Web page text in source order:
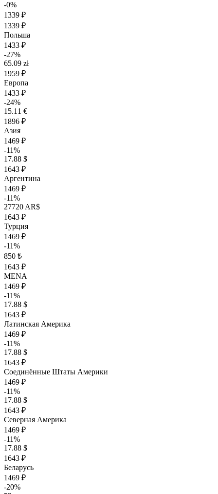
-0%
1339 ₽
1339 ₽
Польша
1433 ₽
-27%
65.09 zł
1959 ₽
Европа
1433 ₽
-24%
15.11 €
1896 ₽
Азия
1469 ₽
-11%
17.88 $
1643 ₽
Аргентина
1469 ₽
-11%
27720 AR$
1643 ₽
Турция
1469 ₽
-11%
850 ₺
1643 ₽
MENA
1469 ₽
-11%
17.88 $
1643 ₽
Латинская Америка
1469 ₽
-11%
17.88 $
1643 ₽
Соединённые Штаты Америки
1469 ₽
-11%
17.88 $
1643 ₽
Северная Америка
1469 ₽
-11%
17.88 $
1643 ₽
Беларусь
1469 ₽
-20%